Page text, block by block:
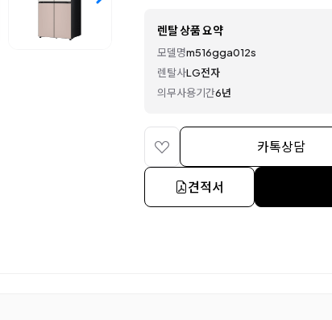
렌탈 상품 요약
모델명m516gga012s
렌탈사LG전자
의무사용기간6년
카톡상담
견적서